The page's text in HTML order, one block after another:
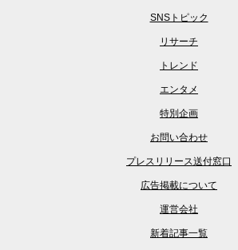
SNSトピック
リサーチ
トレンド
エンタメ
特別企画
お問い合わせ
プレスリリース送付窓口
広告掲載について
運営会社
新着記事一覧